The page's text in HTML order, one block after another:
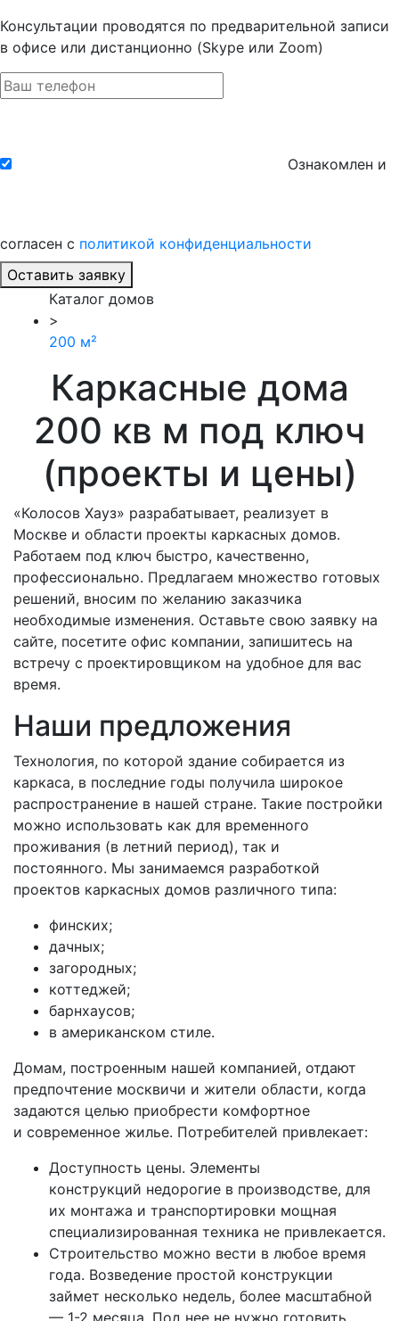
Консультации проводятся по предварительной записи
в офисе или дистанционно (Skype или Zoom)
Ознакомлен и
согласен с политикой конфиденциальности
Оставить заявку
Каталог домов
>
200 м²
Каркасные дома
200 кв м под ключ
(проекты и цены)
«Колосов Хауз» разрабатывает, реализует в
Москве и области проекты каркасных домов.
Работаем под ключ быстро, качественно,
профессионально. Предлагаем множество готовых
решений, вносим по желанию заказчика
необходимые изменения. Оставьте свою заявку на
сайте, посетите офис компании, запишитесь на
встречу с проектировщиком на удобное для вас
время.
Наши предложения
Технология, по которой здание собирается из
каркаса, в последние годы получила широкое
распространение в нашей стране. Такие постройки
можно использовать как для временного
проживания (в летний период), так и
постоянного. Мы занимаемся разработкой
проектов каркасных домов различного типа:
финских;
дачных;
загородных;
коттеджей;
барнхаусов;
в американском стиле.
Домам, построенным нашей компанией, отдают
предпочтение москвичи и жители области, когда
задаются целью приобрести комфортное
и современное жилье. Потребителей привлекает:
Доступность цены. Элементы
конструкций недорогие в производстве, для
их монтажа и транспортировки мощная
специализированная техника не привлекается.
Строительство можно вести в любое время
года. Возведение простой конструкции
займет несколько недель, более масштабной
— 1-2 месяца. Под нее не нужно готовить